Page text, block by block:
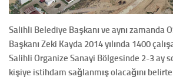
Salihli Belediye Başkanı ve aynı zamanda
Başkanı Zeki Kayda 2014 yılında 1400
Salihli Organize Sanayi Bölgesinde 2-3 ay
kişiye istihdam sağlanmış olacağını